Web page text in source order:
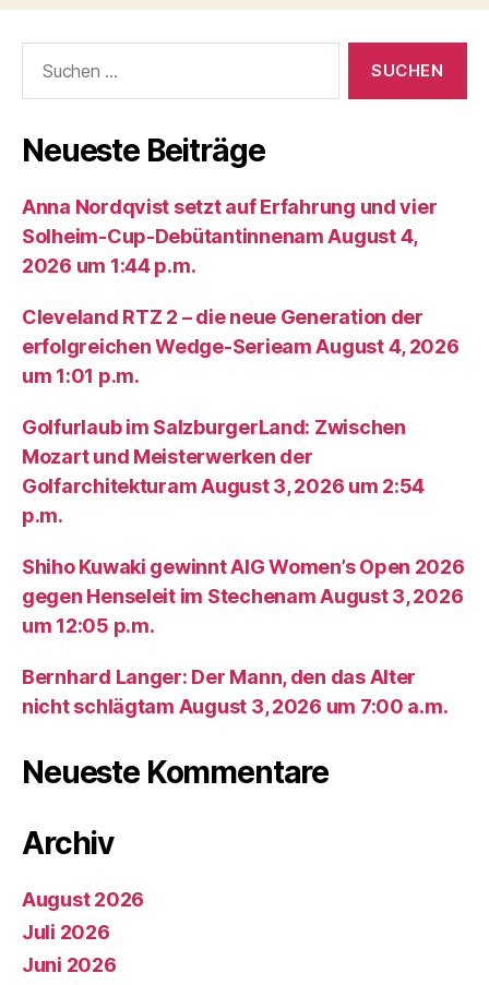
nach:
Neueste Beiträge
Anna Nordqvist setzt auf Erfahrung und vier
Solheim-Cup-Debütantinnenam August 4,
2026 um 1:44 p.m.
Cleveland RTZ 2 – die neue Generation der
erfolgreichen Wedge-Serieam August 4, 2026
um 1:01 p.m.
Golfurlaub im SalzburgerLand: Zwischen
Mozart und Meisterwerken der
Golfarchitekturam August 3, 2026 um 2:54
p.m.
Shiho Kuwaki gewinnt AIG Women’s Open 2026
gegen Henseleit im Stechenam August 3, 2026
um 12:05 p.m.
Bernhard Langer: Der Mann, den das Alter
nicht schlägtam August 3, 2026 um 7:00 a.m.
Neueste Kommentare
Archiv
August 2026
Juli 2026
Juni 2026